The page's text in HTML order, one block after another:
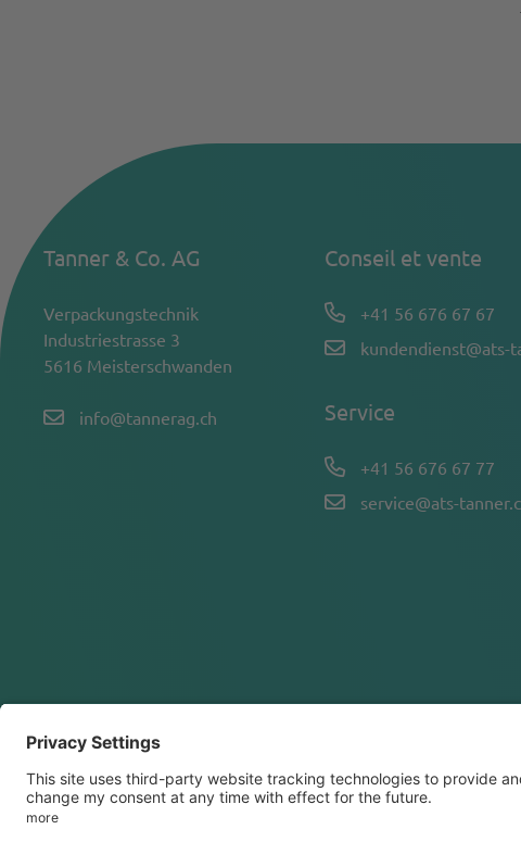
Tanner & Co. AG
Verpackungstechnik
Industriestrasse 3
5616 Meisterschwanden
info@tannerag.ch
Conseil et vente
+41 56 676 67 67
kundendienst@ats-
Service
+41 56 676 67 77
service@ats-